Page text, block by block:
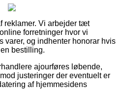
reklamer. Vi arbejder tæt
forretninger hvor vi
varer, og indhenter honorar hvis
bestilling.
ajourføres løbende,
justeringer der eventuelt er
af hjemmesidens